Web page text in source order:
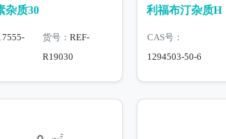
杂质30
货号： REF-
R19030
利福布汀杂质H
CAS号：
1294503-50-6